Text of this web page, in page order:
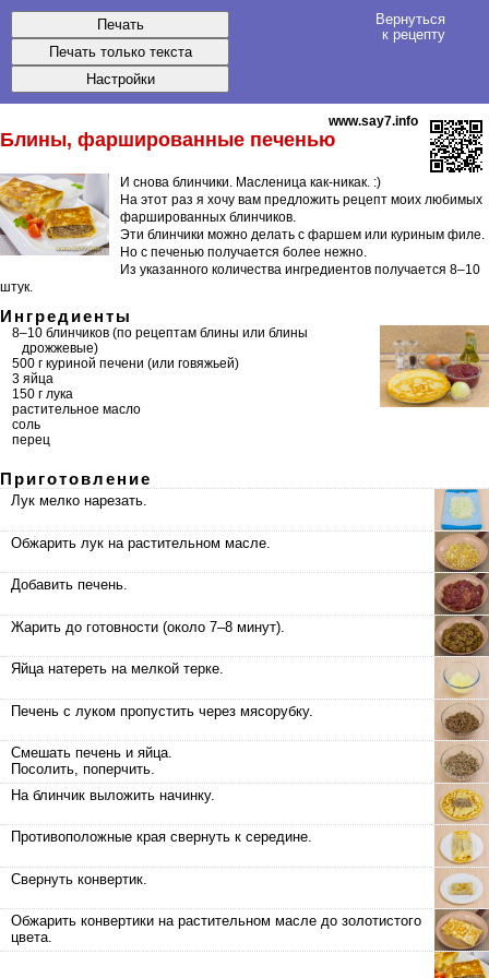
Вернуться
к рецепту
www.say7.info
Блины, фаршированные печенью
И снова блинчики. Масленица как-никак. :)
На этот раз я хочу вам предложить рецепт моих любимых
фаршированных блинчиков.
Эти блинчики можно делать с фаршем или куриным филе.
Но с печенью получается более нежно.
Из указанного количества ингредиентов получается 8–10
штук.
Ингредиенты
8–10 блинчиков (по рецептам блины или блины
дрожжевые)
500 г куриной печени (или говяжьей)
3 яйца
150 г лука
растительное масло
соль
перец
Приготовление
Лук мелко нарезать.
Обжарить лук на растительном масле.
Добавить печень.
Жарить до готовности (около 7–8 минут).
Яйца натереть на мелкой терке.
Печень с луком пропустить через мясорубку.
Смешать печень и яйца.
Посолить, поперчить.
На блинчик выложить начинку.
Противоположные края свернуть к середине.
Свернуть конвертик.
Обжарить конвертики на растительном масле до золотистого
цвета.